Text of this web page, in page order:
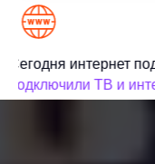
Сегодня интернет
подключили ТВ и